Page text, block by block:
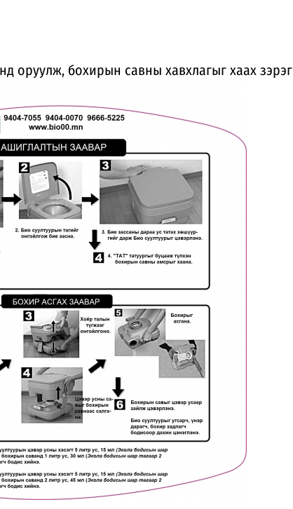
оруулж, бохирын савны хавхлагыг хаах зэрэг